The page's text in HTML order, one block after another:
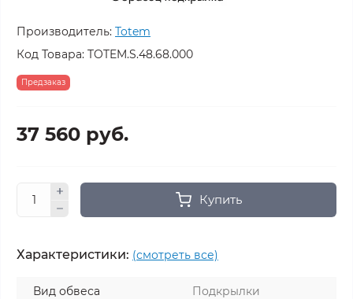
Производитель: Totem
Код Товара: TOTEM.S.48.68.000
Предзаказ
37 560 руб.
Купить
Характеристики: (смотреть все)
Вид обвеса
Подкрылки